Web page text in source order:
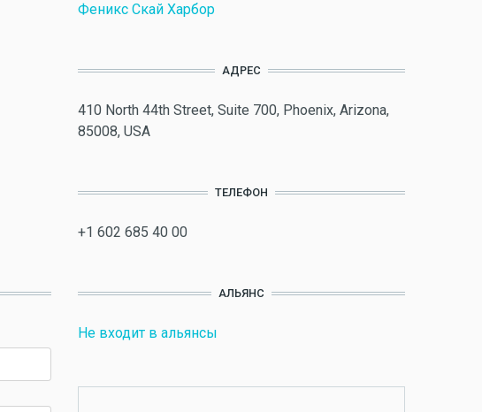
Феникс Скай Харбор
АДРЕС
410 North 44th Street, Suite 700, Phoenix, Arizona,
85008, USA
ТЕЛЕФОН
+1 602 685 40 00
АЛЬЯНС
Не входит в альянсы